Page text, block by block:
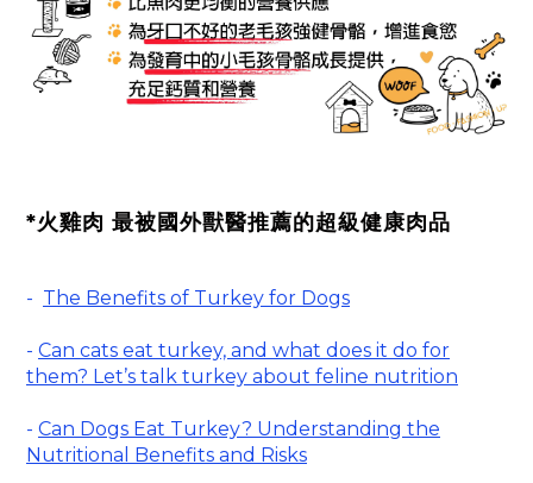
*火雞肉 最被國外獸醫推薦的超級健康肉品
- The Benefits of Turkey for Dogs
- Can cats eat turkey, and what does it do for
them? Let’s talk turkey about feline nutrition
- Can Dogs Eat Turkey? Understanding the
Nutritional Benefits and Risks